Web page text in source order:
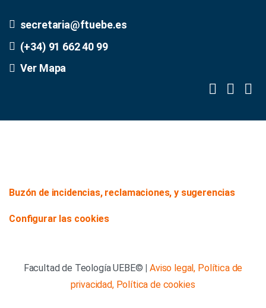
secretaria@ftuebe.es
(+34) 91 662 40 99
Ver Mapa
Buzón de incidencias, reclamaciones, y sugerencias
Configurar las cookies
Facultad de Teología UEBE© |Aviso legal, Política de
privacidad, Política de cookies